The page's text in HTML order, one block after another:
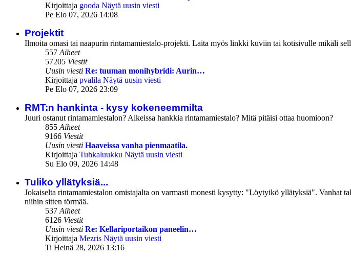
Kirjoittaja gooda Näytä uusin viesti
Pe Elo 07, 2026 14:08
Projektit
Ilmoita omasi tai naapurin rintamamiestalo-projekti. Laita myös linkki kuviin tai kotisivulle mikäli
557Aiheet
57205 Viestit
Uusin viesti Re: tuuman monihybridi: Aurin…
Kirjoittaja pvalila Näytä uusin viesti
Pe Elo 07, 2026 23:09
RMT:n hankinta - kysy kokeneemmilta
Juuri ostanut rintamamiestalon? Aikeissa hankkia rintamamiestalo? Mitä pitäisi ottaa huomioon?
855Aiheet
9166 Viestit
Uusin viesti Haaveissa vanha pienmaatila.
Kirjoittaja Tuhkaluukku Näytä uusin viesti
Su Elo 09, 2026 14:48
Tuliko yllätyksiä...
Jokaiselta rintamamiestalon omistajalta on varmasti monesti kysytty: "Löytyikö yllätyksiä". Vanhat
niihin sitten törmää.
537Aiheet
6126 Viestit
Uusin viesti Re: Kellariportaikon paneelin…
Kirjoittaja Mezris Näytä uusin viesti
Ti Heinä 28, 2026 13:16